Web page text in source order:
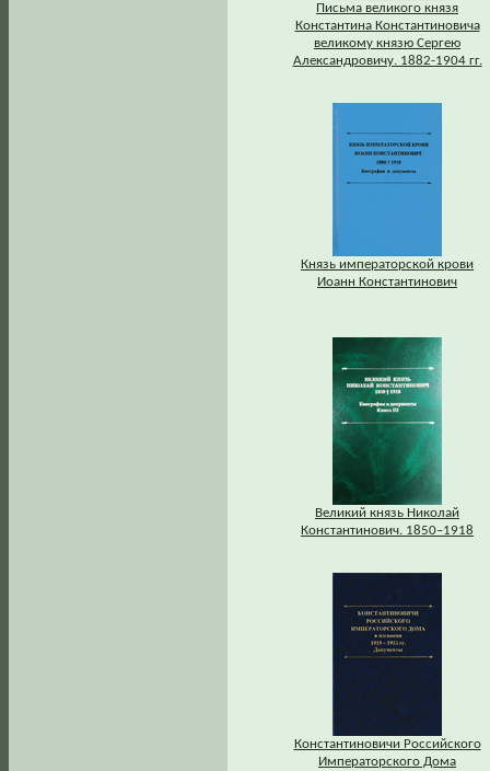
Письма великого князя
Константина Константиновича
великому князю Сергею
Александровичу. 1882-1904 гг.
Князь императорской крови
Иоанн Константинович
Великий князь Николай
Константинович. 1850–1918
Константиновичи Российского
Императорского Дома